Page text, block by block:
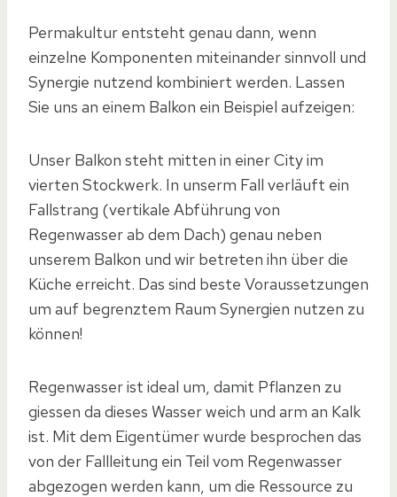
Permakultur entsteht genau dann, wenn
einzelne Komponenten miteinander sinnvoll und
Synergie nutzend kombiniert werden. Lassen
Sie uns an einem Balkon ein Beispiel aufzeigen:
Unser Balkon steht mitten in einer City im
vierten Stockwerk. In unserm Fall verläuft ein
Fallstrang (vertikale Abführung von
Regenwasser ab dem Dach) genau neben
unserem Balkon und wir betreten ihn über die
Küche erreicht. Das sind beste Voraussetzungen
um auf begrenztem Raum Synergien nutzen zu
können!
Regenwasser ist ideal um, damit Pflanzen zu
giessen da dieses Wasser weich und arm an Kalk
ist. Mit dem Eigentümer wurde besprochen das
von der Fallleitung ein Teil vom Regenwasser
abgezogen werden kann, um die Ressource zu